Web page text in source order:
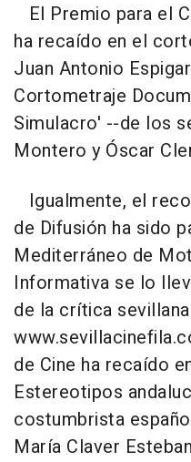
El Premio para el
ha recaído en el
Juan Antonio
Cortometraje
Simulacro' --de los
Montero y Óscar
Igualmente, el
de Difusión ha sido
Mediterráneo de
Informativa se lo
de la crítica
de Cine ha recaído
Estereotipos
costumbrista
María Claver